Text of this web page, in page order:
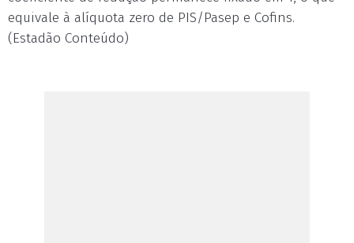
equivale à alíquota zero de PIS/Pasep e Cofins.
(Estadão Conteúdo)